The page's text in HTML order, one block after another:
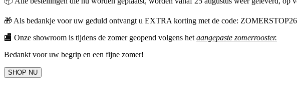
🎁 Als bedankje voor uw geduld ontvangt u EXTRA korting met de code: ZOMERSTOP26
🏬 Onze showroom is tijdens de zomer geopend volgens hetaangepaste zomerrooster.
Bedankt voor uw begrip en een fijne zomer!
SHOP NU